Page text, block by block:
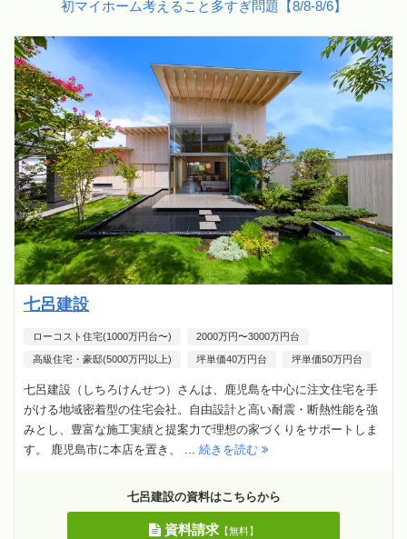
初マイホーム考えること多すぎ問題【8/8-8/6】
七呂建設
ローコスト住宅(1000万円台〜) 2000万円〜3000万円台
高級住宅・豪邸(5000万円以上) 坪単価40万円台 坪単価50万円台
七呂建設（しちろけんせつ）さんは、鹿児島を中心に注文住宅を手
がける地域密着型の住宅会社。自由設計と高い耐震・断熱性能を強
みとし、豊富な施工実績と提案力で理想の家づくりをサポートしま
す。 鹿児島市に本店を置き、 ... 続きを読む
七呂建設の資料はこちらから
資料請求【無料】